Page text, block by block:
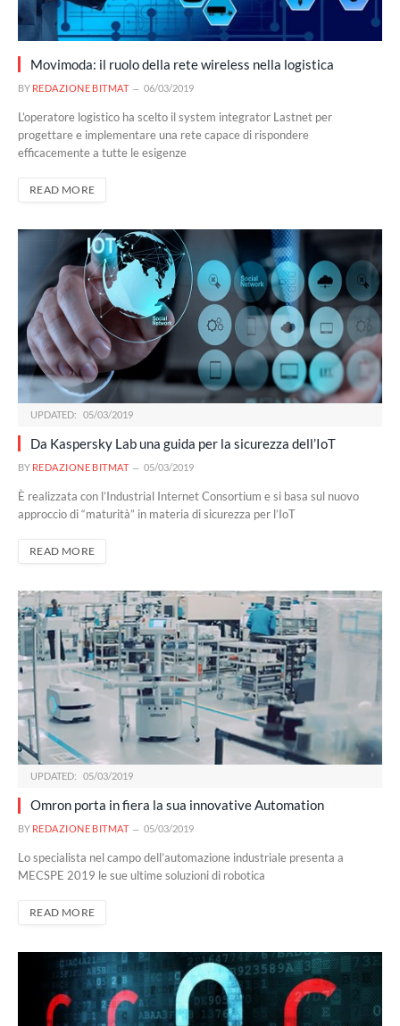
Movimoda: il ruolo della rete wireless nella logistica
BY REDAZIONE BITMAT 06/03/2019
L’operatore logistico ha scelto il system integrator Lastnet per
progettare e implementare una rete capace di rispondere
efficacemente a tutte le esigenze
READ MORE
UPDATED: 05/03/2019
Da Kaspersky Lab una guida per la sicurezza dell’IoT
BY REDAZIONE BITMAT 05/03/2019
È realizzata con l’Industrial Internet Consortium e si basa sul nuovo
approccio di “maturità” in materia di sicurezza per l’IoT
READ MORE
UPDATED: 05/03/2019
Omron porta in fiera la sua innovative Automation
BY REDAZIONE BITMAT 05/03/2019
Lo specialista nel campo dell’automazione industriale presenta a
MECSPE 2019 le sue ultime soluzioni di robotica
READ MORE